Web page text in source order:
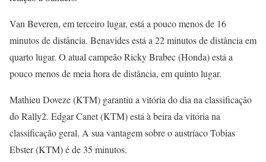
Van Beveren, em terceiro lugar, está a pouco menos de 16
minutos de distância. Benavides está a 22 minutos de distância em
quarto lugar. O atual campeão Ricky Brabec (Honda) está a
pouco menos de meia hora de distância, em quinto lugar.
Mathieu Doveze (KTM) garantiu a vitória do dia na classificação
do Rally2. Edgar Canet (KTM) está à beira da vitória na
classificação geral. A sua vantagem sobre o austríaco Tobias
Ebster (KTM) é de 35 minutos.